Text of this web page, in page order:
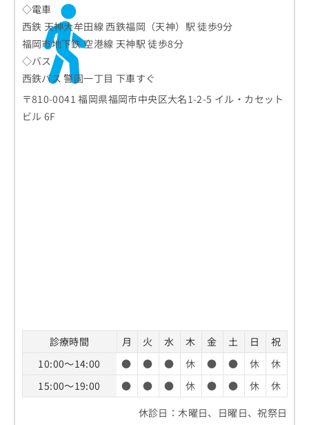
◇電車
西鉄 天神大牟田線 西鉄福岡（天神）駅 徒歩9分
福岡市地下鉄 空港線 天神駅 徒歩8分
◇バス
西鉄バス 警固一丁目 下車すぐ
〒810-0041 福岡県福岡市中央区大名1-2-5 イル・カセット
ビル 6F
診療時間 月 火 水 木 金 土 日
祝
10:00～14:00
● ● ● 休 ● ● 休
休
15:00～19:00
● ● ● 休 ● ● 休
休
休診日：木曜日、日曜日、祝祭日